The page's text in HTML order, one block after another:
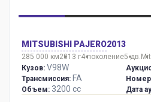
MITSUBISHI PAJERO2013
285 000 км2013 г4 поколение5 дв.
Кузов: V98W
Трансмиссия: FA
Объем: 3200 сс
Номер
Дата